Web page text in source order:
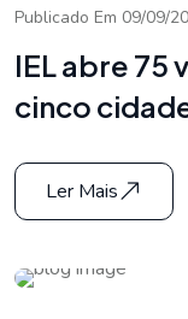
Publicado Em 09/09/
IEL abre 75
cinco
Ler Mais